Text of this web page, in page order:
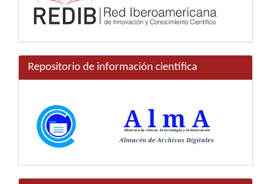
Repositorio de información científica